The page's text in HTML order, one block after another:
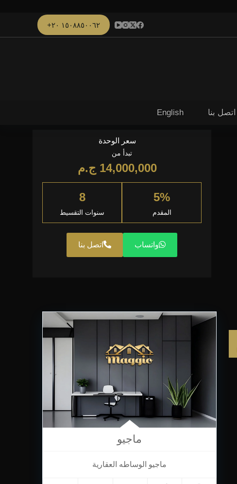
١٥٠٨٨٥٠٠٦٢ ٢٠+
اتصل بنا English
سعر الوحدة
تبدأ من
14,000,000 ج.م
8
سنوات التقسيط
5%
المقدم
واتساب اتصل بنا
ماجيو
ماجيو الوساطه العقارية